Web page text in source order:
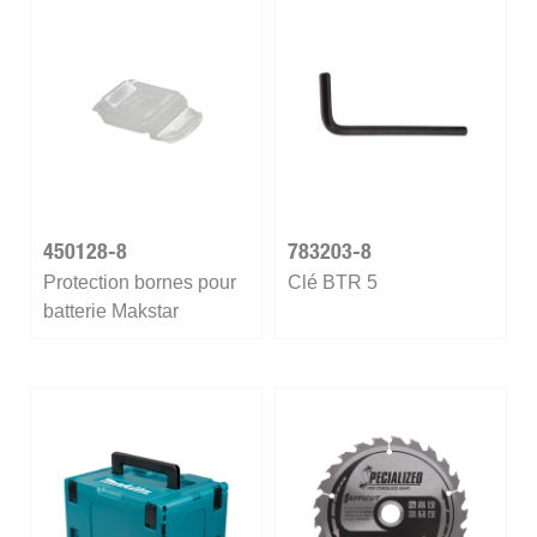
450128-8
Protection bornes pour
batterie Makstar
783203-8
Clé BTR 5